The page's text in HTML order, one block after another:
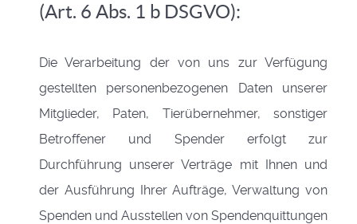
(Art. 6 Abs. 1 b DSGVO):
Die Verarbeitung der von uns zur Verfügung
gestellten personenbezogenen Daten unserer
Mitglieder, Paten, Tierübernehmer, sonstiger
Betroffener und Spender erfolgt zur
Durchführung unserer Verträge mit Ihnen und
der Ausführung Ihrer Aufträge, Verwaltung von
Spenden und Ausstellen von Spendenquittungen